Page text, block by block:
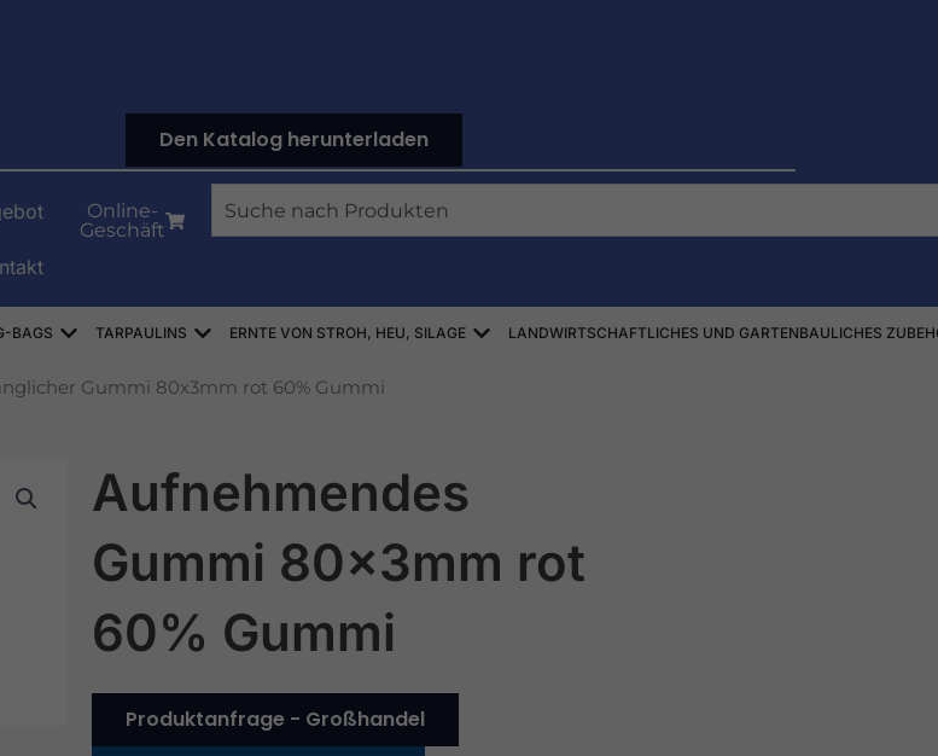
Den Katalog herunterladen
Online-
Geschäft
Suche
RASZLOWE, AŻUROWE, SIATKI
BAGS Offen WORKI BIG-BAG
TARPAULINS Offen PLANDEKI
ERNTE VON STROH, HEU, SILAGE Offen ZBIÓR SŁOMY, SIANA, KISZONEK
LANDWIRTSCHAFTLICHES UND GARTENBAULICHES
Gummi 80x3mm rot 60% Gummi
Aufnehmendes
Gummi 80x3mm rot
60% Gummi
Produktanfrage - Großhandel